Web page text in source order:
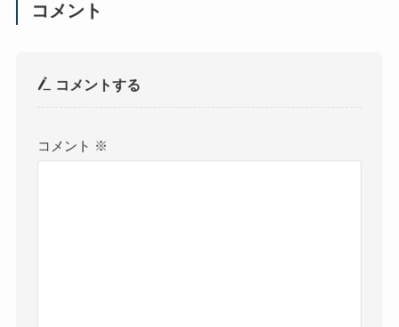
コメント
コメントする
コメント ※